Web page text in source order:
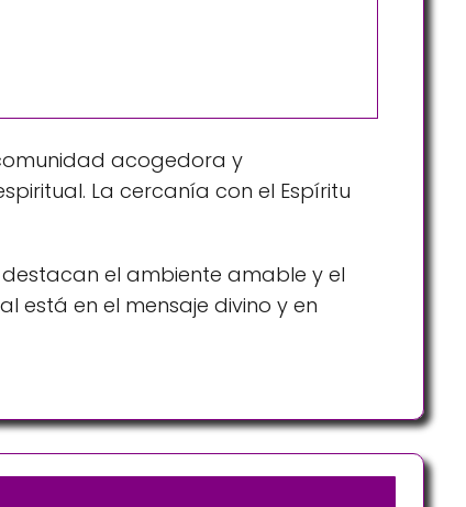
acogedora y
La cercanía con el Espíritu
destacan el ambiente amable y el
está en el mensaje divino y en